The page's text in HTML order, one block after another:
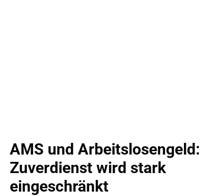
AMS und Arbeitslosengeld:
Zuverdienst wird stark
eingeschränkt